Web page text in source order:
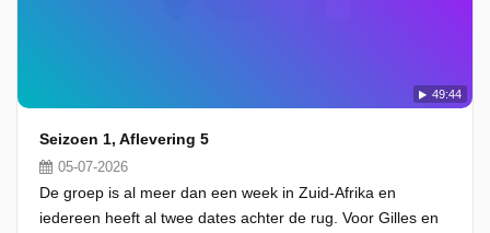
49:44
Seizoen 1, Aflevering 5
05-07-2026
De groep is al meer dan een week in Zuid-Afrika en
iedereen heeft al twee dates achter de rug. Voor Gilles en